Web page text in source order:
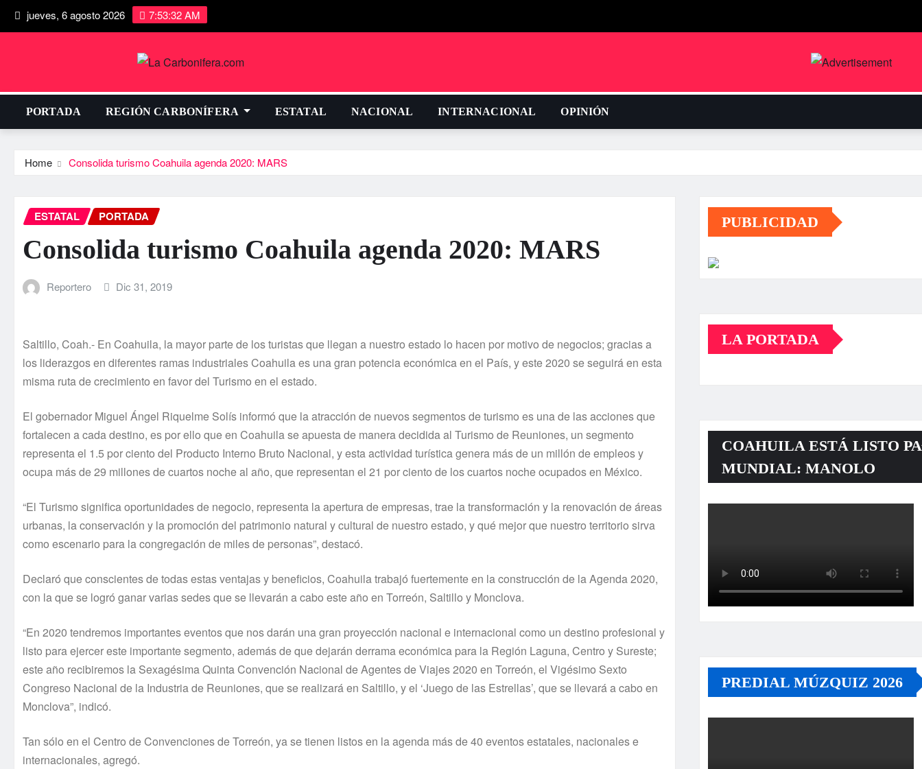
jueves, 6 agosto 2026 7:53:33 AM
PORTADA REGIÓN CARBONÍFERA ESTATAL NACIONAL INTERNACIONAL OPINIÓN
Home Consolida turismo Coahuila agenda 2020: MARS
ESTATAL PORTADA
Consolida turismo Coahuila agenda 2020: MARS
Reportero Dic 31, 2019
Saltillo, Coah.- En Coahuila, la mayor parte de los turistas que llegan a nuestro estado lo hacen por motivo de negocios; gracias a
los liderazgos en diferentes ramas industriales Coahuila es una gran potencia económica en el País, y este 2020 se seguirá en esta
misma ruta de crecimiento en favor del Turismo en el estado.
El gobernador Miguel Ángel Riquelme Solís informó que la atracción de nuevos segmentos de turismo es una de las acciones que
fortalecen a cada destino, es por ello que en Coahuila se apuesta de manera decidida al Turismo de Reuniones, un segmento
representa el 1.5 por ciento del Producto Interno Bruto Nacional, y esta actividad turística genera más de un millón de empleos y
ocupa más de 29 millones de cuartos noche al año, que representan el 21 por ciento de los cuartos noche ocupados en México.
“El Turismo significa oportunidades de negocio, representa la apertura de empresas, trae la transformación y la renovación de áreas
urbanas, la conservación y la promoción del patrimonio natural y cultural de nuestro estado, y qué mejor que nuestro territorio sirva
como escenario para la congregación de miles de personas”, destacó.
Declaró que conscientes de todas estas ventajas y beneficios, Coahuila trabajó fuertemente en la construcción de la Agenda 2020,
con la que se logró ganar varias sedes que se llevarán a cabo este año en Torreón, Saltillo y Monclova.
“En 2020 tendremos importantes eventos que nos darán una gran proyección nacional e internacional como un destino profesional y
listo para ejercer este importante segmento, además de que dejarán derrama económica para la Región Laguna, Centro y Sureste;
este año recibiremos la Sexagésima Quinta Convención Nacional de Agentes de Viajes 2020 en Torreón, el Vigésimo Sexto
Congreso Nacional de la Industria de Reuniones, que se realizará en Saltillo, y el ‘Juego de las Estrellas’, que se llevará a cabo en
Monclova”, indicó.
Tan sólo en el Centro de Convenciones de Torreón, ya se tienen listos en la agenda más de 40 eventos estatales, nacionales e
internacionales, agregó.
PUBLICIDAD
LA PORTADA
COAHUILA ESTÁ LISTO
MUNDIAL: MANOLO
PREDIAL MÚZQUIZ 2026